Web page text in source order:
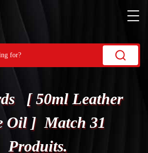
[ 50ml Leather
Oil ] Match 31
Produits.